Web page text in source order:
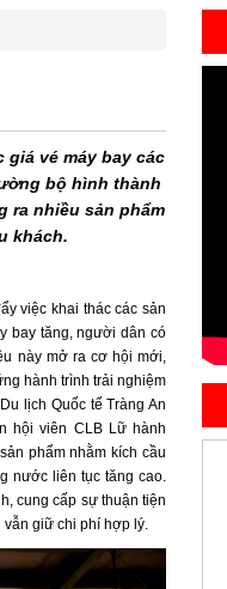
giá vé máy bay các
bộ hình thành
ra nhiều sản phẩm
khách.
việc khai thác các sản
bay tăng, người dân có
này mở ra cơ hội mới,
hành trình trải nghiệm
lịch Quốc tế Tràng An
hội viên CLB Lữ hành
phẩm nhằm kích cầu
nước liên tục tăng cao.
cung cấp sự thuận tiện
vẫn giữ chi phí hợp lý.